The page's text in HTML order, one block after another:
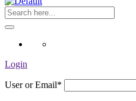
Login
User or Email*